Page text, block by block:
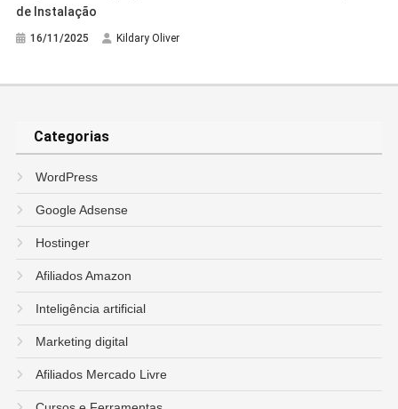
de Instalação
16/11/2025 Kildary Oliver
Categorias
WordPress
Google Adsense
Hostinger
Afiliados Amazon
Inteligência artificial
Marketing digital
Afiliados Mercado Livre